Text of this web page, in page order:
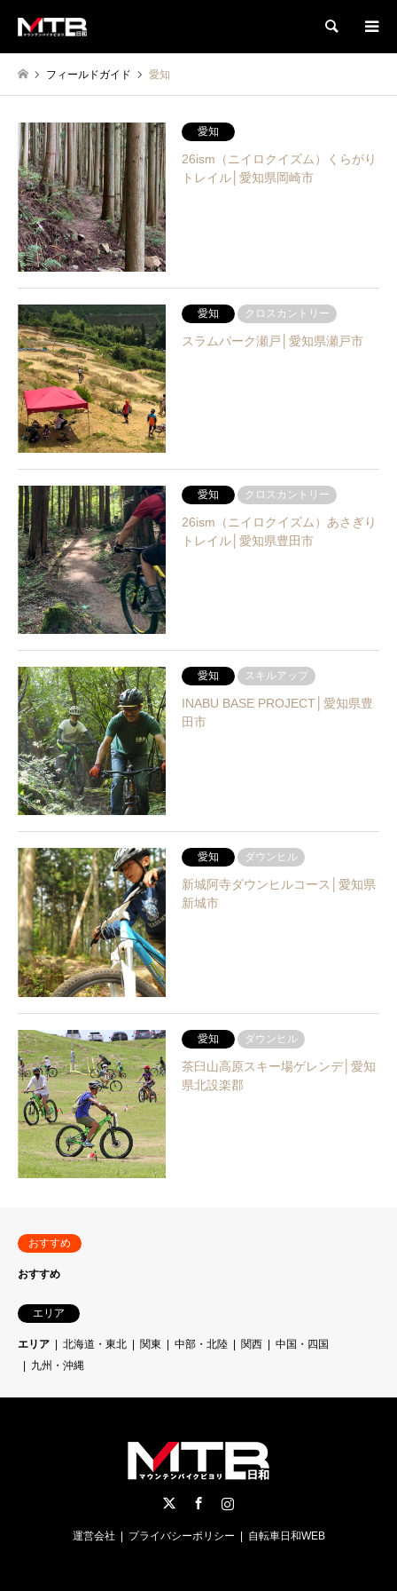
検索
フィールドガイド 愛知
愛知
26ism（ニイロクイズム）くらがり
トレイル│愛知県岡崎市
愛知 クロスカントリー
スラムパーク瀬戸│愛知県瀬戸市
愛知 クロスカントリー
26ism（ニイロクイズム）あさぎり
トレイル│愛知県豊田市
愛知 スキルアップ
INABU BASE PROJECT│愛知県豊
田市
愛知 ダウンヒル
新城阿寺ダウンヒルコース│愛知県
新城市
愛知 ダウンヒル
茶臼山高原スキー場ゲレンデ│愛知
県北設楽郡
おすすめ
おすすめ
エリア
エリア 北海道・東北 関東 中部・北陸 関西
中国・四国
九州・沖縄
運営会社 プライバシーポリシー 自転車日和WEB